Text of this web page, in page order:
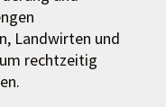
Landwirten und
rechtzeitig